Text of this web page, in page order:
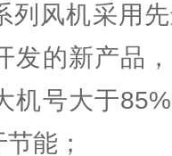
列风机采用
发的新产品
机号大于
能；